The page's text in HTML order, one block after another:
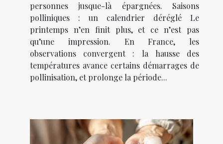
personnes jusque-là épargnées. Saisons
polliniques : un calendrier déréglé Le
printemps n’en finit plus, et ce n’est pas
qu’une impression. En France, les
observations convergent : la hausse des
températures avance certains démarrages de
pollinisation, et prolonge la période...